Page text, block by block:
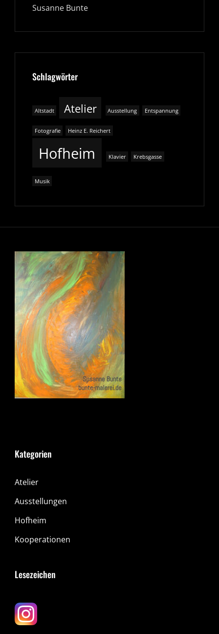
Susanne Bunte
Schlagwörter
Altstadt Atelier Ausstellung Entspannung
Fotografie Heinz E. Reichert
Hofheim Klavier Krebsgasse
Musik
Kategorien
Atelier
Ausstellungen
Hofheim
Kooperationen
Lesezeichen